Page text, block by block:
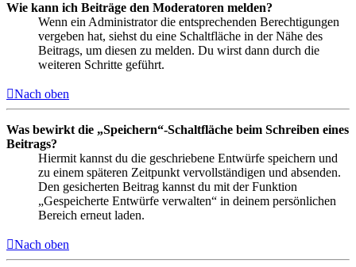
Wie kann ich Beiträge den Moderatoren melden?
Wenn ein Administrator die entsprechenden Berechtigungen
vergeben hat, siehst du eine Schaltfläche in der Nähe des
Beitrags, um diesen zu melden. Du wirst dann durch die
weiteren Schritte geführt.
Nach oben
Was bewirkt die „Speichern“-Schaltfläche beim Schreiben eines
Beitrags?
Hiermit kannst du die geschriebene Entwürfe speichern und
zu einem späteren Zeitpunkt vervollständigen und absenden.
Den gesicherten Beitrag kannst du mit der Funktion
„Gespeicherte Entwürfe verwalten“ in deinem persönlichen
Bereich erneut laden.
Nach oben